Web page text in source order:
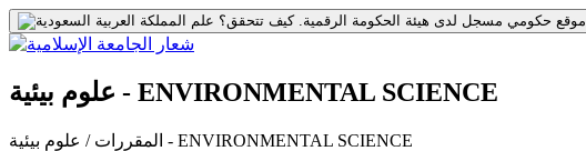
موقع حكومي مسجل لدى هيئة الحكومة الرقمية.كيف تتحقق؟
علوم بيئية - ENVIRONMENTAL SCIENCE
المقررات / علوم بيئية - ENVIRONMENTAL SCIENCE